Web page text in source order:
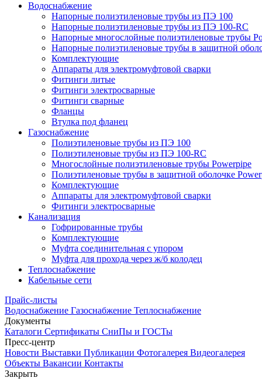
Водоснабжение
Напорные полиэтиленовые трубы из ПЭ 100
Напорные полиэтиленовые трубы из ПЭ 100-RC
Напорные многослойные полиэтиленовые трубы
Напорные полиэтиленовые трубы в защитной
Комплектующие
Аппараты для электромуфтовой сварки
Фитинги литые
Фитинги электросварные
Фитинги сварные
Фланцы
Втулка под фланец
Газоснабжение
Полиэтиленовые трубы из ПЭ 100
Полиэтиленовые трубы из ПЭ 100-RC
Многослойные полиэтиленовые трубы Powerpipe
Полиэтиленовые трубы в защитной оболочке
Комплектующие
Аппараты для электромуфтовой сварки
Фитинги электросварные
Канализация
Гофрированные трубы
Комплектующие
Муфта соединительная с упором
Муфта для прохода через ж/б колодец
Теплоснабжение
Кабельные сети
Прайс-листы
Водоснабжение Газоснабжение Теплоснабжение
Документы
Каталоги Сертификаты СниПы и ГОСТы
Пресс-центр
Новости Выставки Публикации Фотогалерея Видеогалерея
Объекты Вакансии Контакты
Закрыть